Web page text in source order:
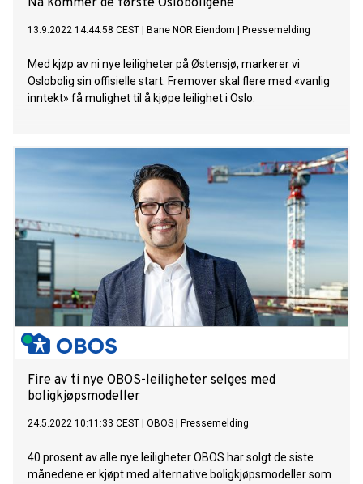
Nå kommer de første Osloboligene
13.9.2022 14:44:58 CEST Bane NOR Eiendom Pressemelding
Med kjøp av ni nye leiligheter på Østensjø, markerer vi
Oslobolig sin offisielle start. Fremover skal flere med «vanlig
inntekt» få mulighet til å kjøpe leilighet i Oslo.
Fire av ti nye OBOS-leiligheter selges med
boligkjøpsmodeller
24.5.2022 10:11:33 CEST OBOS Pressemelding
40 prosent av alle nye leiligheter OBOS har solgt de siste
månedene er kjøpt med alternative boligkjøpsmodeller som